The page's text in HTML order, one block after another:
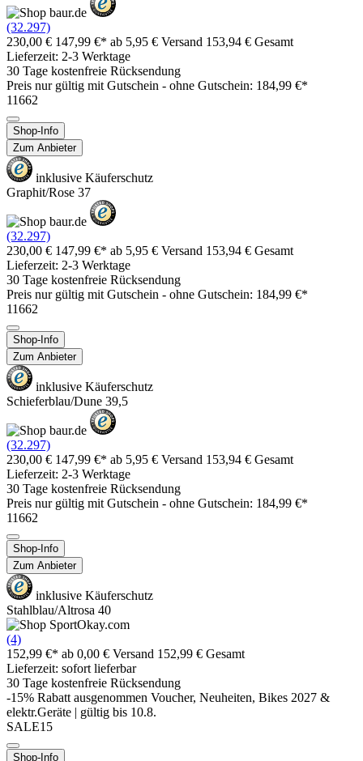
(32.297)
230,00 € 147,99 €* ab 5,95 € Versand 153,94 € Gesamt
Lieferzeit: 2-3 Werktage
30 Tage kostenfreie Rücksendung
Preis nur gültig mit Gutschein - ohne Gutschein: 184,99 €*
11662
Shop-Info
Zum Anbieter
inklusive Käuferschutz
Graphit/Rose 37
(32.297)
230,00 € 147,99 €* ab 5,95 € Versand 153,94 € Gesamt
Lieferzeit: 2-3 Werktage
30 Tage kostenfreie Rücksendung
Preis nur gültig mit Gutschein - ohne Gutschein: 184,99 €*
11662
Shop-Info
Zum Anbieter
inklusive Käuferschutz
Schieferblau/Dune 39,5
(32.297)
230,00 € 147,99 €* ab 5,95 € Versand 153,94 € Gesamt
Lieferzeit: 2-3 Werktage
30 Tage kostenfreie Rücksendung
Preis nur gültig mit Gutschein - ohne Gutschein: 184,99 €*
11662
Shop-Info
Zum Anbieter
inklusive Käuferschutz
Stahlblau/Altrosa 40
(4)
152,99 €* ab 0,00 € Versand 152,99 € Gesamt
Lieferzeit: sofort lieferbar
30 Tage kostenfreie Rücksendung
-15% Rabatt ausgenommen Voucher, Neuheiten, Bikes 2027 &
elektr.Geräte | gültig bis 10.8.
SALE15
Shop-Info